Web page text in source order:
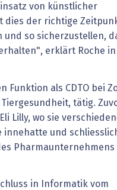
von künstlicher
dies der richtige
und so sicherzustellen,
erklärt Roche
Funktion als CDTO bei
tätig.
Lilly, wo sie
innehatte und
Pharmaunternehmens
in Informatik vom